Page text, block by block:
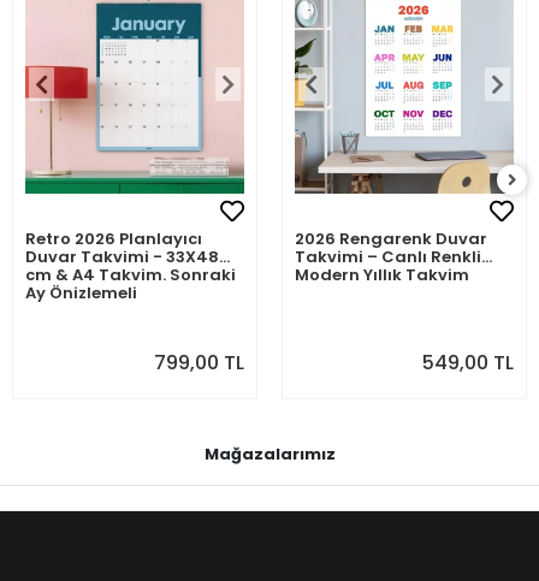
Retro 2026 Planlayıcı
Duvar Takvimi - 33X48
cm & A4 Takvim. Sonraki
Ay Önizlemeli
799,00 TL
2026 Rengarenk Duvar
Takvimi – Canlı Renkli
Modern Yıllık Takvim
549,00 TL
Mağazalarımız